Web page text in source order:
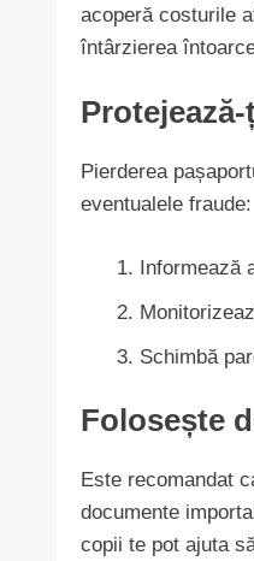
acoperă costurile
întârzierea
Pierderea
eventualele fraude:
Informează
Schimbă
Folosește
Este recomandat
documente
copii te pot ajuta